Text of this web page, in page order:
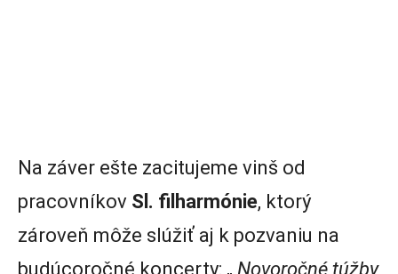
Na záver ešte zacitujeme vinš od
pracovníkov Sl. filharmónie, ktorý
zároveň môže slúžiť aj k pozvaniu na
budúcoročné koncerty: „ Novoročné túžby